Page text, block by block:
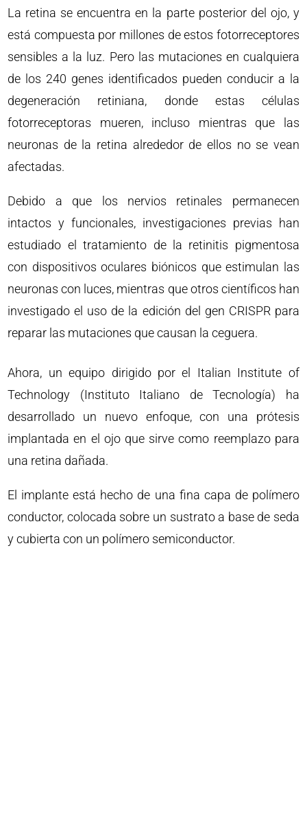
La retina se encuentra en la parte posterior del ojo, y
está compuesta por millones de estos fotorreceptores
sensibles a la luz. Pero las mutaciones en cualquiera
de los 240 genes identificados pueden conducir a la
degeneración retiniana, donde estas células
fotorreceptoras mueren, incluso mientras que las
neuronas de la retina alrededor de ellos no se vean
afectadas.
Debido a que los nervios retinales permanecen
intactos y funcionales, investigaciones previas han
estudiado el tratamiento de la retinitis pigmentosa
con dispositivos oculares biónicos que estimulan las
neuronas con luces, mientras que otros científicos han
investigado el uso de la edición del gen CRISPR para
reparar las mutaciones que causan la ceguera.
Ahora, un equipo dirigido por el Italian Institute of
Technology (Instituto Italiano de Tecnología) ha
desarrollado un nuevo enfoque, con una prótesis
implantada en el ojo que sirve como reemplazo para
una retina dañada.
El implante está hecho de una fina capa de polímero
conductor, colocada sobre un sustrato a base de seda
y cubierta con un polímero semiconductor.